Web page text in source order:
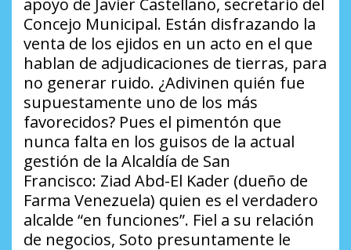
apoyo de Javier Castellano, secretario del
Concejo Municipal. Están disfrazando la
venta de los ejidos en un acto en el que
hablan de adjudicaciones de tierras, para
no generar ruido. ¿Adivinen quién fue
supuestamente uno de los más
favorecidos? Pues el pimentón que
nunca falta en los guisos de la actual
gestión de la Alcaldía de San
Francisco: Ziad Abd-El Kader (dueño de
Farma Venezuela) quien es el verdadero
alcalde “en funciones”. Fiel a su relación
de negocios, Soto presuntamente le